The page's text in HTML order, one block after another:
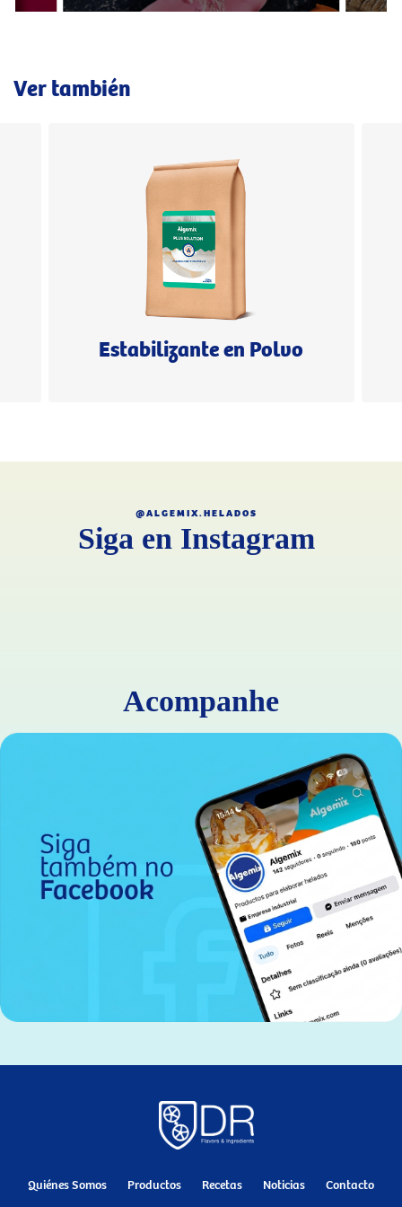
Ver también
Estabilizante en Polvo
@ALGEMIX.HELADOS
Siga en Instagram
Acompanhe
Quiénes Somos Productos Recetas Noticias Contacto